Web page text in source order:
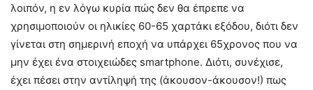
λοιπόν, η εν λόγω κυρία πώς δεν θα έπρεπε να
χρησιμοποιούν οι ηλικίες 60-65 χαρτάκι εξόδου, διότι δεν
γίνεται στη σημερινή εποχή να υπάρχει 65χρονος που να
μην έχει ένα στοιχειώδες smartphone. Διότι, συνέχισε,
έχει πέσει στην αντίληψή της (άκουσον-άκουσον!) πως